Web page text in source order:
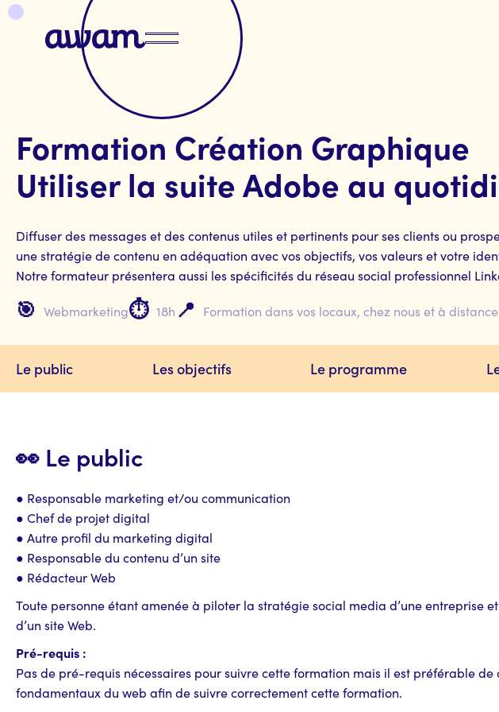
Formation Création Graphique
Utiliser la suite Adobe au
Diffuser des messages et des contenus utiles et pertinents pour ses clients ou
une stratégie de contenu en adéquation avec vos objectifs, vos valeurs et votre
Notre formateur présentera aussi les spécificités du réseau social professionnel
🎯 Webmarketing⏱️ 18h 📍 Formation dans vos locaux, chez nous et à distance
Le public Les objectifs Le programme
👀 Le public
● Responsable marketing et/ou communication
● Chef de projet digital
● Autre profil du marketing digital
● Responsable du contenu d’un site
● Rédacteur Web
Toute personne étant amenée à piloter la stratégie social media d’une
d’un site Web.
Pré-requis :
Pas de pré-requis nécessaires pour suivre cette formation mais il est préférable
fondamentaux du web afin de suivre correctement cette formation.